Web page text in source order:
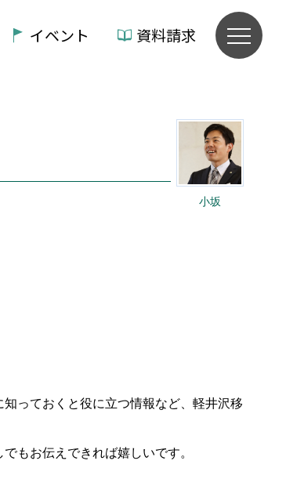
イベント 資料請求
小坂
っておくと役に立つ情報など、軽井沢移
もお伝えできれば嬉しいです。